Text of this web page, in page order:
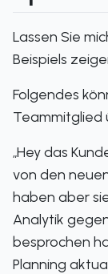
Lassen Sie
Beispiels
Folgendes
„Hey das
von den
haben aber
Analytik
besprochen
Planning